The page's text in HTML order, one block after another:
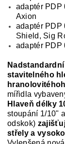
adaptér PDP
Axion
adaptér PDP
Shield, Sig
adaptér PDP
stavitelného
mířidla
Hlaveň délky
stoupání 1/10"
odskok)
střely a